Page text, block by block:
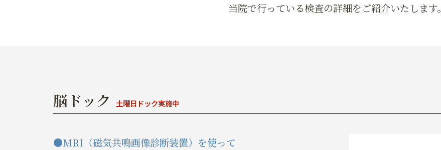
当院で行っている検査の詳細をご紹介いたします。
脳ドック 土曜日ドック実施中
●MRI（磁気共鳴画像診断装置）を使って